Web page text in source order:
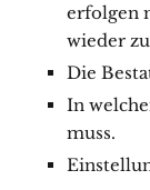
erfolgen
wieder
Die
In
muss.